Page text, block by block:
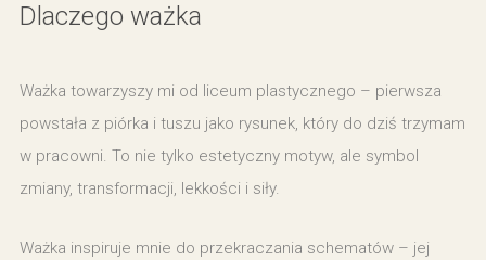
Dlaczego ważka
Ważka towarzyszy mi od liceum plastycznego – pierwsza
powstała z piórka i tuszu jako rysunek, który do dziś trzymam
w pracowni. To nie tylko estetyczny motyw, ale symbol
zmiany, transformacji, lekkości i siły.
Ważka inspiruje mnie do przekraczania schematów – jej